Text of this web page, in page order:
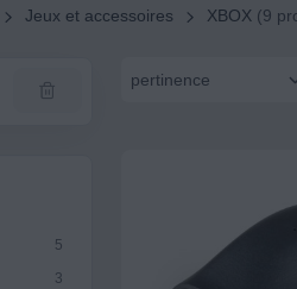
Jeux et accessoires XBOX(9
5
3
pertinence